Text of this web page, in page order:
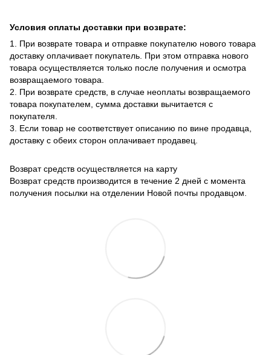
Условия оплаты доставки при возврате:
1. При возврате товара и отправке покупателю нового товара
доставку оплачивает покупатель. При этом отправка нового
товара осуществляется только после получения и осмотра
возвращаемого товара.
2. При возврате средств, в случае неоплаты возвращаемого
товара покупателем, сумма доставки вычитается с
покупателя.
3. Если товар не соответствует описанию по вине продавца,
доставку с обеих сторон оплачивает продавец.
Возврат средств осуществляется на карту
Возврат средств производится в течение 2 дней с момента
получения посылки на отделении Новой почты продавцом.